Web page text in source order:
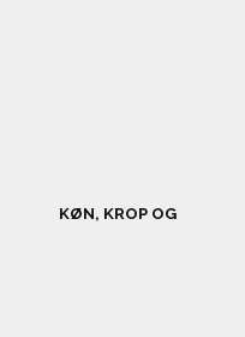
KØN, KROP OG